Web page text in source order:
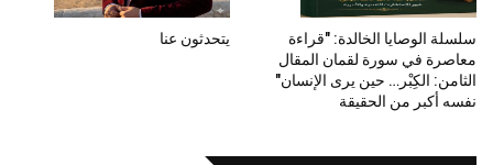
سلسلة الوصايا الخالدة: "قراءة
معاصرة في سورة لقمان المقال
الثامن: الكِبْر… حين يرى الإنسان"
نفسه أكبر من الحقيقة
يتحدثون عنا